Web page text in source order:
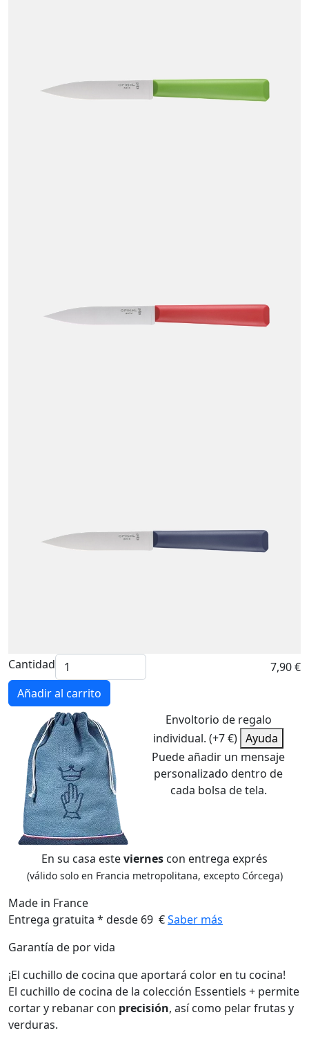
Cantidad
7,90 €
Añadir al carrito
Envoltorio de regalo
individual. (+7 €) Ayuda
Puede añadir un mensaje
personalizado dentro de
cada bolsa de tela.
En su casa esteviernes con entrega exprés
(válido solo en Francia metropolitana, excepto Córcega)
Made in France
Entrega gratuita * desde 69 €Saber más
Garantía de por vida
¡El cuchillo de cocina que aportará color en tu cocina!
El cuchillo de cocina de la colección Essentiels + permite
cortar y rebanar con precisión, así como pelar frutas y
verduras.